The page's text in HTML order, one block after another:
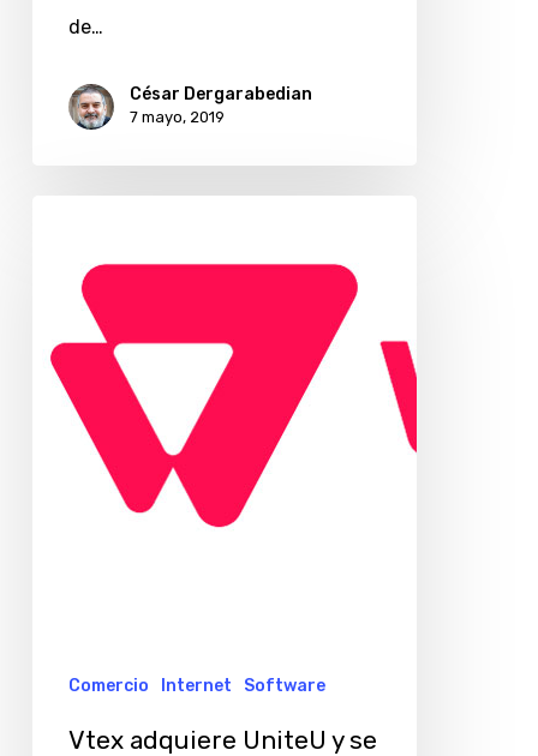
latinade…
César Dergarabedian
7 mayo, 2019
UniteU
se
expande
Comercio Internet Software
Vtex adquiere UniteU y se